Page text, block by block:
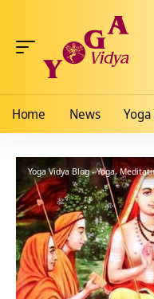
Home News
Yoga Vidya Blog - Yoga,